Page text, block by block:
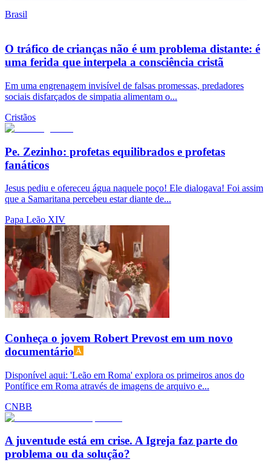
Brasil
O tráfico de crianças não é um problema distante: é
uma ferida que interpela a consciência cristã
Em uma engrenagem invisível de falsas promessas, predadores
sociais disfarçados de simpatia alimentam o...
Cristãos
Pe. Zezinho: profetas equilibrados e profetas
fanáticos
Jesus pediu e ofereceu água naquele poço! Ele dialogava! Foi assim
que a Samaritana percebeu estar diante de...
Papa Leão XIV
Conheça o jovem Robert Prevost em um novo
documentário
Disponível aqui: 'Leão em Roma' explora os primeiros anos do
Pontífice em Roma através de imagens de arquivo e...
CNBB
A juventude está em crise. A Igreja faz parte do
problema ou da solução?